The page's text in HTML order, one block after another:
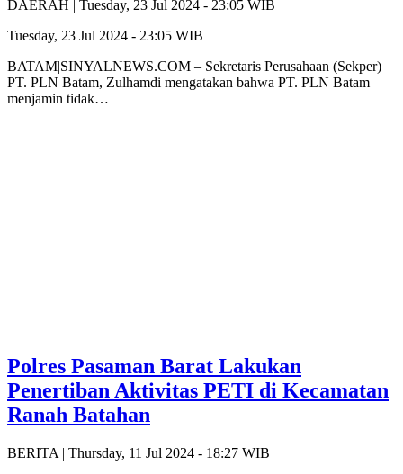
DAERAH | Tuesday, 23 Jul 2024 - 23:05 WIB
Tuesday, 23 Jul 2024 - 23:05 WIB
BATAM|SINYALNEWS.COM – Sekretaris Perusahaan (Sekper)
PT. PLN Batam, Zulhamdi mengatakan bahwa PT. PLN Batam
menjamin tidak…
Polres Pasaman Barat Lakukan
Penertiban Aktivitas PETI di Kecamatan
Ranah Batahan
BERITA | Thursday, 11 Jul 2024 - 18:27 WIB